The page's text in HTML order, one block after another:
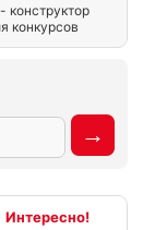
- конструктор
конкурсов